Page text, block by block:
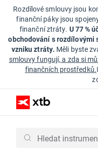
Rozdílové smlouvy jsou
finanční páky jsou
finanční ztráty. U 77 %
obchodování s rozdílovými
vzniku ztráty. Měli byste
smlouvy fungují, a zda si
finančních prostředků.